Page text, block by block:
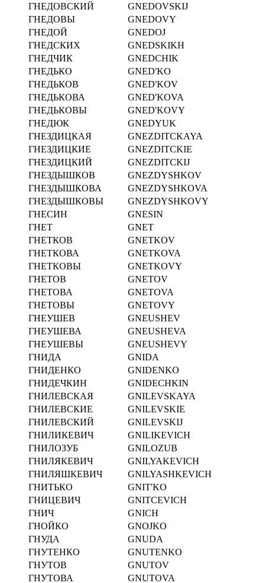
ГНЕДОВСКИЙ
GNEDOVSKIJ
ГНЕДОВЫ
GNEDOVY
ГНЕДОЙ
GNEDOJ
ГНЕДСКИХ
GNEDSKIKH
ГНЕДЧИК
GNEDCHIK
ГНЕДЬКО
GNED'KO
ГНЕДЬКОВ
GNED'KOV
ГНЕДЬКОВА
GNED'KOVA
ГНЕДЬКОВЫ
GNED'KOVY
ГНЕДЮК
GNEDYUK
ГНЕЗДИЦКАЯ
GNEZDITCKAYA
ГНЕЗДИЦКИЕ
GNEZDITCKIE
ГНЕЗДИЦКИЙ
GNEZDITCKIJ
ГНЕЗДЫШКОВ
GNEZDYSHKOV
ГНЕЗДЫШКОВА
GNEZDYSHKOVA
ГНЕЗДЫШКОВЫ
GNEZDYSHKOVY
ГНЕСИН
GNESIN
ГНЕТ
GNET
ГНЕТКОВ
GNETKOV
ГНЕТКОВА
GNETKOVA
ГНЕТКОВЫ
GNETKOVY
ГНЕТОВ
GNETOV
ГНЕТОВА
GNETOVA
ГНЕТОВЫ
GNETOVY
ГНЕУШЕВ
GNEUSHEV
ГНЕУШЕВА
GNEUSHEVA
ГНЕУШЕВЫ
GNEUSHEVY
ГНИДА
GNIDA
ГНИДЕНКО
GNIDENKO
ГНИДЕЧКИН
GNIDECHKIN
ГНИЛЕВСКАЯ
GNILEVSKAYA
ГНИЛЕВСКИЕ
GNILEVSKIE
ГНИЛЕВСКИЙ
GNILEVSKIJ
ГНИЛИКЕВИЧ
GNILIKEVICH
ГНИЛОЗУБ
GNILOZUB
ГНИЛЯКЕВИЧ
GNILYAKEVICH
ГНИЛЯШКЕВИЧ
GNILYASHKEVICH
ГНИТЬКО
GNIT'KO
ГНИЦЕВИЧ
GNITCEVICH
ГНИЧ
GNICH
ГНОЙКО
GNOJKO
ГНУДА
GNUDA
ГНУТЕНКО
GNUTENKO
ГНУТОВ
GNUTOV
ГНУТОВА
GNUTOVA